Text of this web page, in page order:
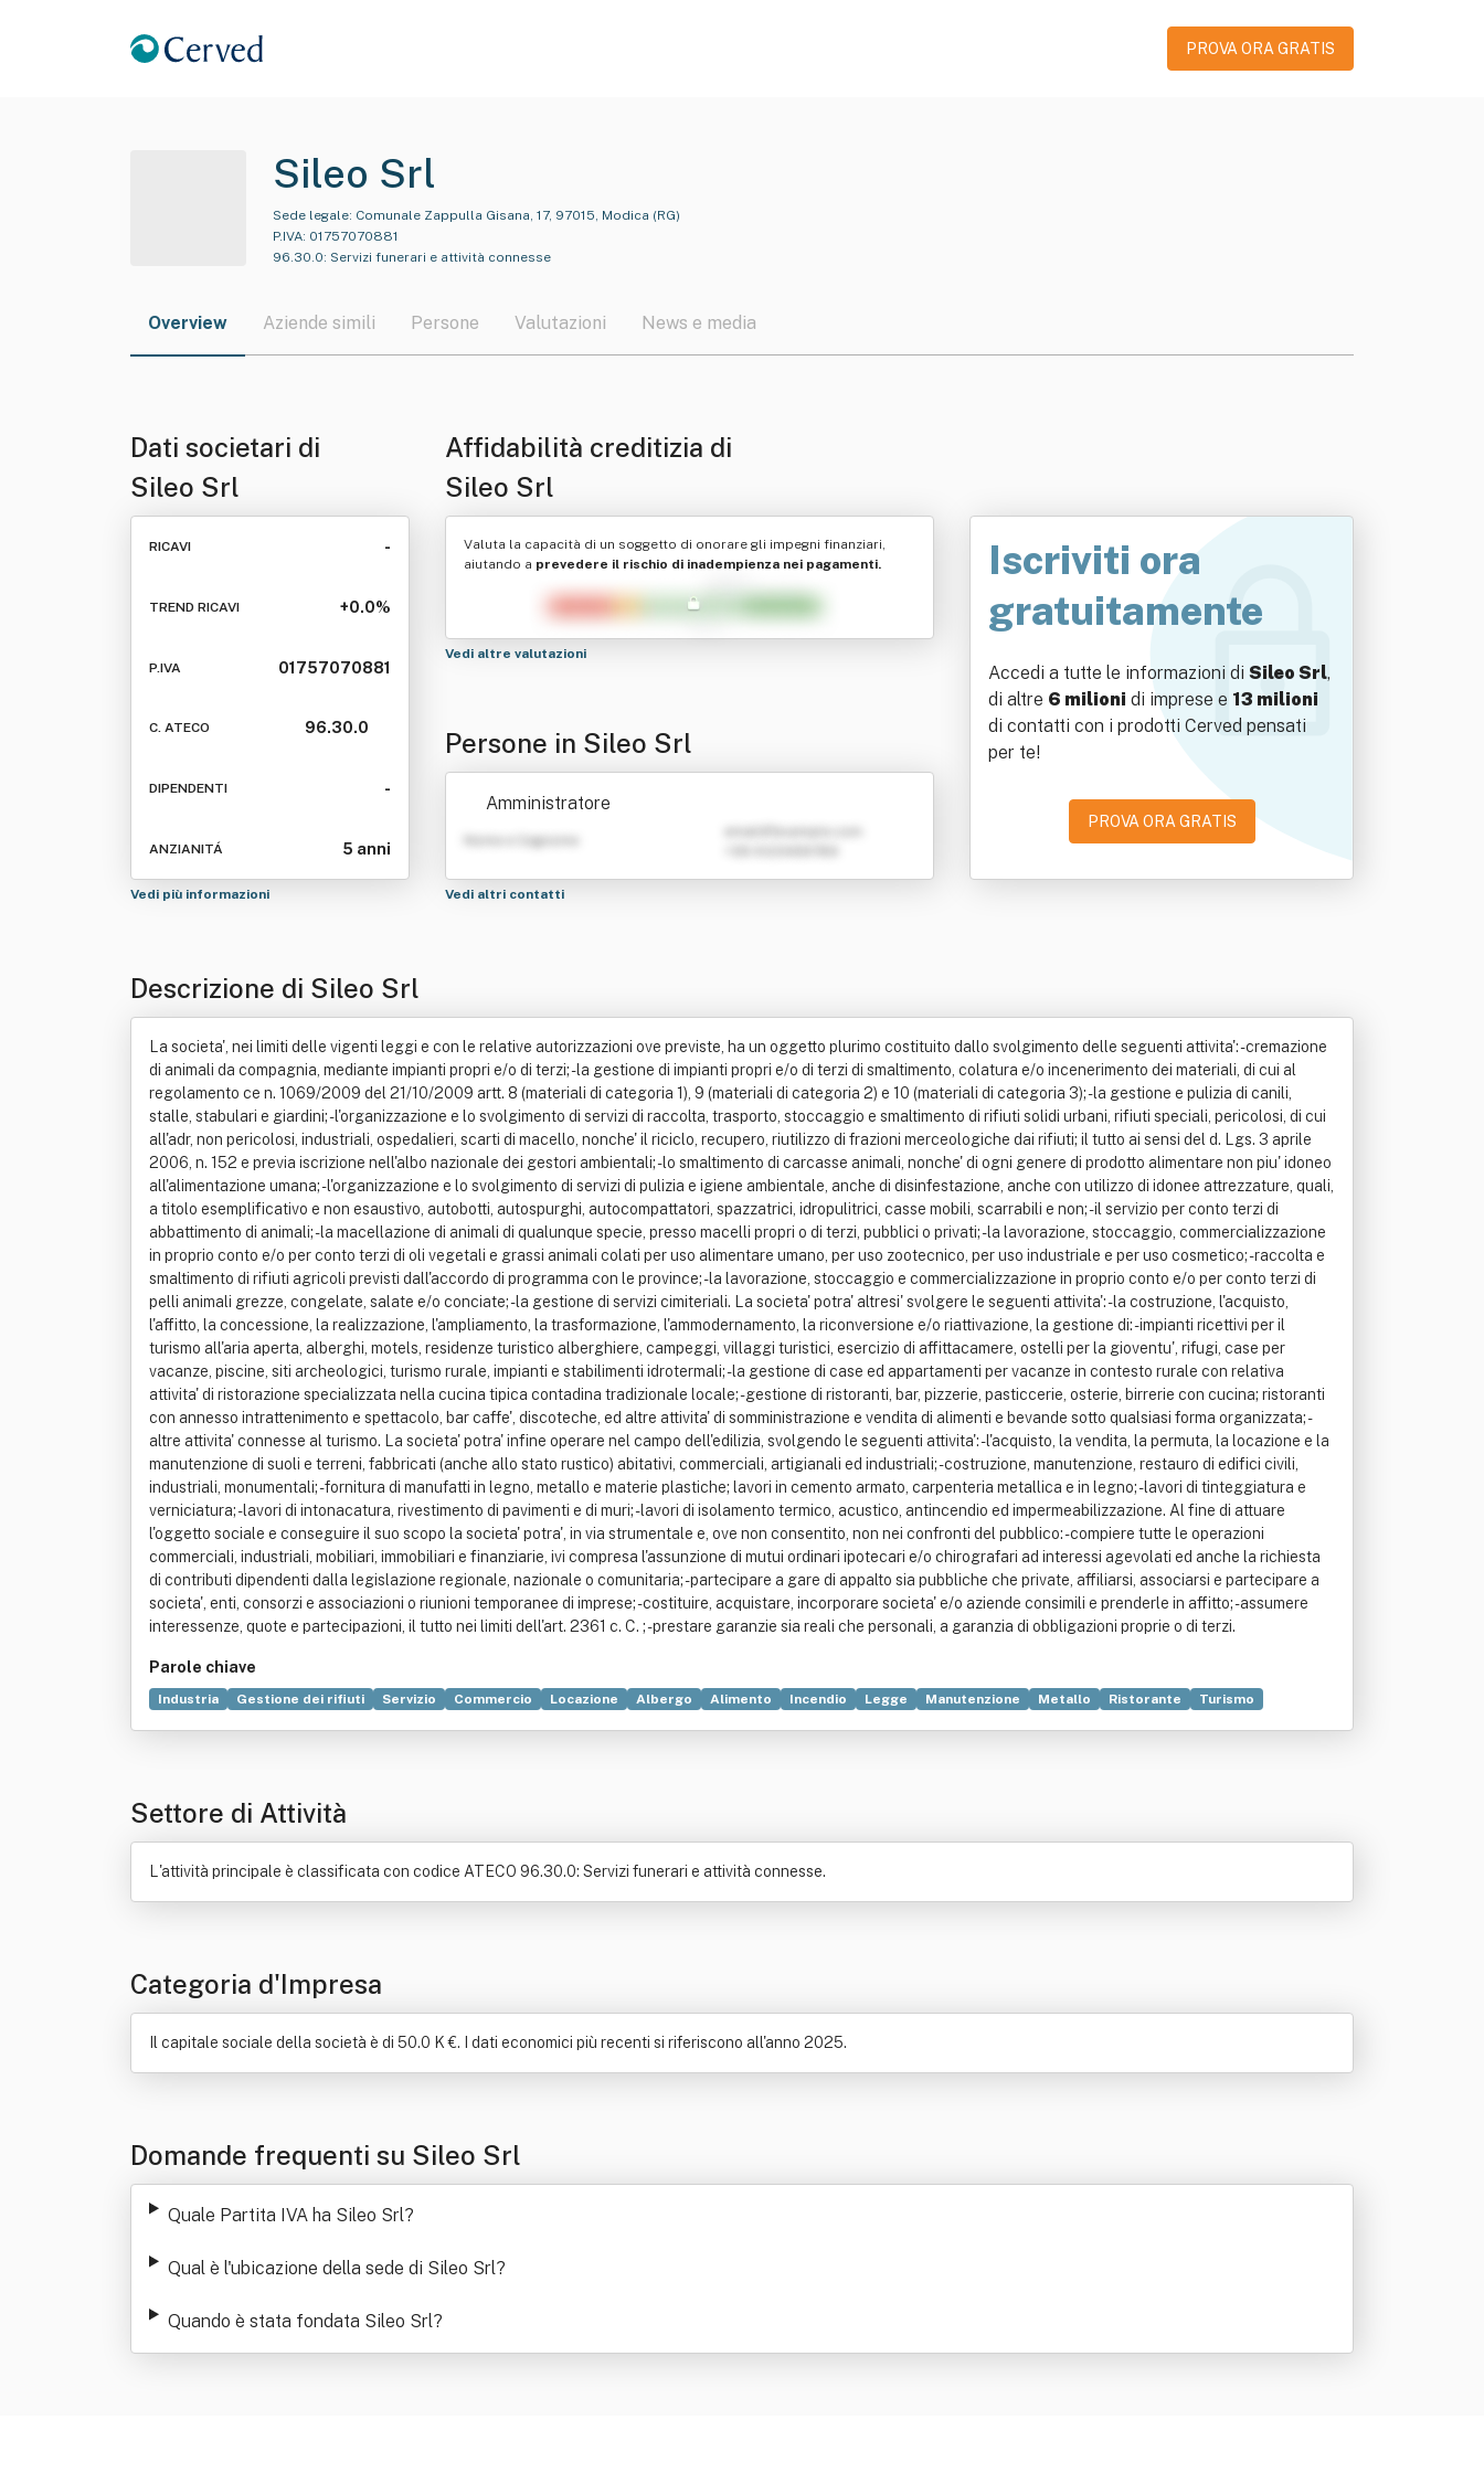
PROVA ORA GRATIS
Sileo Srl
Sede legale: Comunale Zappulla Gisana, 17, 97015, Modica (RG)
P.IVA: 01757070881
96.30.0: Servizi funerari e attività connesse
Overview Aziende simili Persone Valutazioni News e media
Dati societari di
Sileo Srl
RICAVI -
TREND RICAVI +0.0%
P.IVA 01757070881
C. ATECO 96.30.0
DIPENDENTI -
ANZIANITÁ 5 anni
Vedi più informazioni
Affidabilità creditizia di
Sileo Srl
Valuta la capacità di un soggetto di onorare gli impegni finanziari,
aiutando a prevedere il rischio di inadempienza nei pagamenti.
Vedi altre valutazioni
Persone in Sileo Srl
Amministratore
Nome e Cognome
Vedi altri contatti
Iscriviti ora
gratuitamente
Accedi a tutte le informazioni di Sileo Srl,
di altre 6 milioni di imprese e 13 milioni
di contatti con i prodotti Cerved pensati
per te!
PROVA ORA GRATIS
Descrizione di Sileo Srl
La societa', nei limiti delle vigenti leggi e con le relative autorizzazioni ove previste, ha un oggetto plurimo costituito dallo svolgimento delle seguenti attivita': - cremazione
di animali da compagnia, mediante impianti propri e/o di terzi; - la gestione di impianti propri e/o di terzi di smaltimento, colatura e/o incenerimento dei materiali, di cui al
regolamento ce n. 1069/2009 del 21/10/2009 artt. 8 (materiali di categoria 1), 9 (materiali di categoria 2) e 10 (materiali di categoria 3); - la gestione e pulizia di canili,
stalle, stabulari e giardini; - l'organizzazione e lo svolgimento di servizi di raccolta, trasporto, stoccaggio e smaltimento di rifiuti solidi urbani, rifiuti speciali, pericolosi, di cui
all'adr, non pericolosi, industriali, ospedalieri, scarti di macello, nonche' il riciclo, recupero, riutilizzo di frazioni merceologiche dai rifiuti; il tutto ai sensi del d. Lgs. 3 aprile
2006, n. 152 e previa iscrizione nell'albo nazionale dei gestori ambientali; - lo smaltimento di carcasse animali, nonche' di ogni genere di prodotto alimentare non piu' idoneo
all'alimentazione umana; - l'organizzazione e lo svolgimento di servizi di pulizia e igiene ambientale, anche di disinfestazione, anche con utilizzo di idonee attrezzature, quali,
a titolo esemplificativo e non esaustivo, autobotti, autospurghi, autocompattatori, spazzatrici, idropulitrici, casse mobili, scarrabili e non; - il servizio per conto terzi di
abbattimento di animali; - la macellazione di animali di qualunque specie, presso macelli propri o di terzi, pubblici o privati; - la lavorazione, stoccaggio, commercializzazione
in proprio conto e/o per conto terzi di oli vegetali e grassi animali colati per uso alimentare umano, per uso zootecnico, per uso industriale e per uso cosmetico; - raccolta e
smaltimento di rifiuti agricoli previsti dall'accordo di programma con le province; - la lavorazione, stoccaggio e commercializzazione in proprio conto e/o per conto terzi di
pelli animali grezze, congelate, salate e/o conciate; - la gestione di servizi cimiteriali. La societa' potra' altresi' svolgere le seguenti attivita': - la costruzione, l'acquisto,
l'affitto, la concessione, la realizzazione, l'ampliamento, la trasformazione, l'ammodernamento, la riconversione e/o riattivazione, la gestione di: - impianti ricettivi per il
turismo all'aria aperta, alberghi, motels, residenze turistico alberghiere, campeggi, villaggi turistici, esercizio di affittacamere, ostelli per la gioventu', rifugi, case per
vacanze, piscine, siti archeologici, turismo rurale, impianti e stabilimenti idrotermali; - la gestione di case ed appartamenti per vacanze in contesto rurale con relativa
attivita' di ristorazione specializzata nella cucina tipica contadina tradizionale locale; - gestione di ristoranti, bar, pizzerie, pasticcerie, osterie, birrerie con cucina; ristoranti
con annesso intrattenimento e spettacolo, bar caffe', discoteche, ed altre attivita' di somministrazione e vendita di alimenti e bevande sotto qualsiasi forma organizzata; -
altre attivita' connesse al turismo. La societa' potra' infine operare nel campo dell'edilizia, svolgendo le seguenti attivita': - l'acquisto, la vendita, la permuta, la locazione e la
manutenzione di suoli e terreni, fabbricati (anche allo stato rustico) abitativi, commerciali, artigianali ed industriali; - costruzione, manutenzione, restauro di edifici civili,
industriali, monumentali; - fornitura di manufatti in legno, metallo e materie plastiche; lavori in cemento armato, carpenteria metallica e in legno; - lavori di tinteggiatura e
verniciatura; - lavori di intonacatura, rivestimento di pavimenti e di muri; - lavori di isolamento termico, acustico, antincendio ed impermeabilizzazione. Al fine di attuare
l'oggetto sociale e conseguire il suo scopo la societa' potra', in via strumentale e, ove non consentito, non nei confronti del pubblico: - compiere tutte le operazioni
commerciali, industriali, mobiliari, immobiliari e finanziarie, ivi compresa l'assunzione di mutui ordinari ipotecari e/o chirografari ad interessi agevolati ed anche la richiesta
di contributi dipendenti dalla legislazione regionale, nazionale o comunitaria; - partecipare a gare di appalto sia pubbliche che private, affiliarsi, associarsi e partecipare a
societa', enti, consorzi e associazioni o riunioni temporanee di imprese; - costituire, acquistare, incorporare societa' e/o aziende consimili e prenderle in affitto; - assumere
interessenze, quote e partecipazioni, il tutto nei limiti dell'art. 2361 c. C. ; - prestare garanzie sia reali che personali, a garanzia di obbligazioni proprie o di terzi.
Parole chiave
Industria Gestione dei rifiuti Servizio Commercio Locazione Albergo Alimento Incendio Legge Manutenzione Metallo Ristorante Turismo
Settore di Attività
L'attività principale è classificata con codice ATECO 96.30.0: Servizi funerari e attività connesse.
Categoria d'Impresa
Il capitale sociale della società è di 50.0 K €. I dati economici più recenti si riferiscono all'anno 2025.
Domande frequenti su Sileo Srl
Quale Partita IVA ha Sileo Srl?
Qual è l'ubicazione della sede di Sileo Srl?
Quando è stata fondata Sileo Srl?